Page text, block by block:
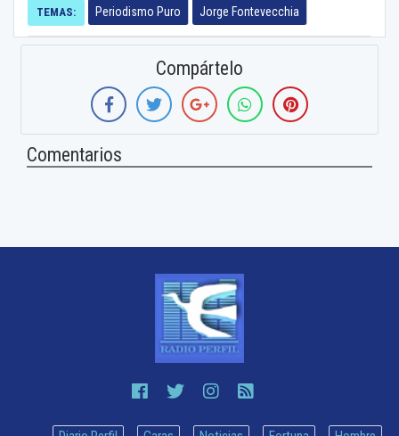
TEMAS: Periodismo Puro Jorge Fontevecchia
Compártelo
Comentarios